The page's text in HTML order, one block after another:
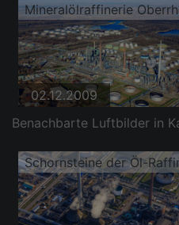
Mineralölraffinerie
02.12.2009
Benachbarte Luftbilder in
Schornsteine der Öl-